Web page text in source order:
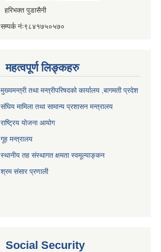
हरिभक्त पुडासैनी
सम्पर्क नंः९८४१७५०५७०
महत्वपूर्ण लिङ्कहरु
मुख्यमन्त्री तथा मन्त्रीपरिषदको कार्यालय ,बागमती प्रदेश
संघिय मामिला तथा सामान्य प्रशासन मन्त्रालय
राष्ट्रिय योजना आयोग
गूह मन्त्रालय
स्थानीय तह संस्थागत क्षमता स्वमूल्याङ्कन
श्रम संसार प्रणाली
Social Security